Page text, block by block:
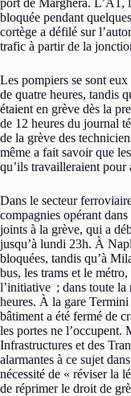
port de Marghera. L’A1,
bloquée pendant
cortège a défilé sur
trafic à partir de la
Les pompiers se sont
de quatre heures, tandis
étaient en grève dès la
de 12 heures du journal
de la grève des
même a fait savoir que
qu’ils travailleraient pour
Dans le secteur
compagnies opérant
joints à la grève, qui a
jusqu’à lundi 23h. À
bloquées, tandis qu’à
bus, les trams et le
l’initiative ; dans toute la
heures. À la gare Termini
bâtiment a été fermé de
les portes ne l’occupent.
Infrastructures et des
alarmantes à ce sujet
nécessité de « réviser la
de réprimer le droit de